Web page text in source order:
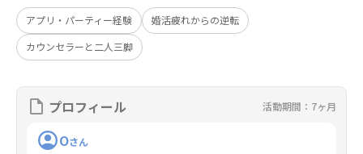
アプリ・パーティー経験
婚活疲れからの逆転
カウンセラーと二人三脚
プロフィール 活動期間：7ヶ月
Oさん